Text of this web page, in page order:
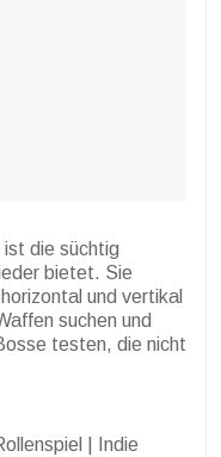
ist die süchtig
bietet. Sie
und vertikal
suchen und
testen, die nicht
| Indie